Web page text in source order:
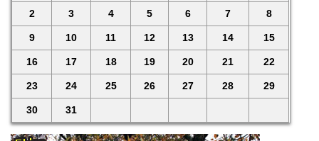
2 3 4 5 6 7 8
9 10 11 12 13 14 15
16 17 18 19 20 21 22
23 24 25 26 27 28 29
30 31